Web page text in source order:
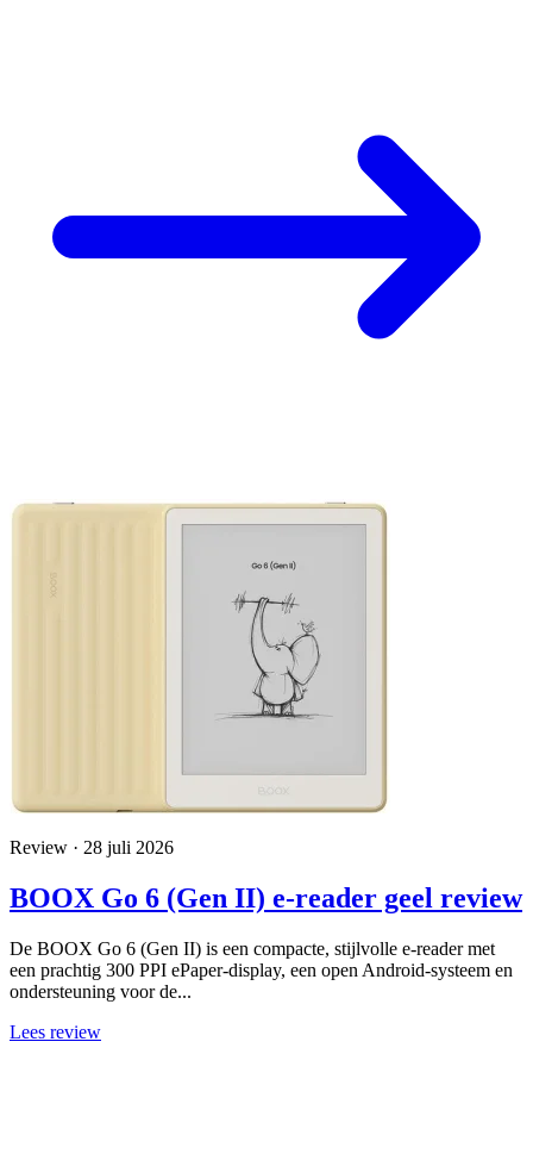
Review · 28 juli 2026
BOOX Go 6 (Gen II) e-reader geel review
De BOOX Go 6 (Gen II) is een compacte, stijlvolle e-reader met
een prachtig 300 PPI ePaper-display, een open Android-systeem en
ondersteuning voor de...
Lees review